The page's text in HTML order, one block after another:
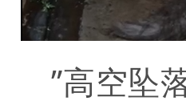
”高空坠